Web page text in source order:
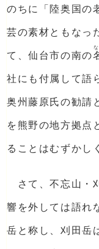
のちに「陸奥国の
芸の素材ともなっ
て、仙台市の南の
社にも付属して語
奥州藤原氏の勧請
を熊野の地方拠点
ることはむずかし
さて、不忘山・
響を外しては語れ
岳と称し、刈田岳